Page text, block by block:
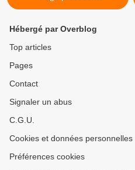
Hébergé par Overblog
Top articles
Pages
Contact
Signaler un abus
C.G.U.
Cookies et données personnelles
Préférences cookies